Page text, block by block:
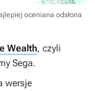
oceniana odsłona
Wealth, czyli
Sega.
wersje